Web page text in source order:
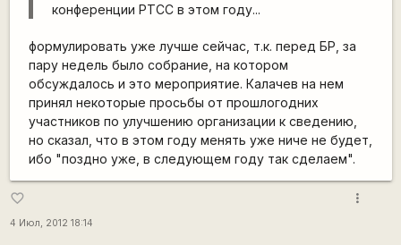
конференции РТСС в этом году...
формулировать уже лучше сейчас, т.к. перед БР, за
пару недель было собрание, на котором
обсуждалось и это мероприятие. Калачев на нем
принял некоторые просьбы от прошлогодних
участников по улучшению организации к сведению,
но сказал, что в этом году менять уже ниче не будет,
ибо "поздно уже, в следующем году так сделаем".
favorite_border
4 Июл, 2012 18:14
more_vert